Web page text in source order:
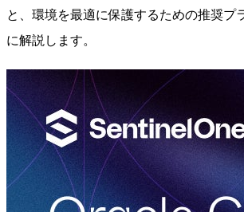
と、環境を最適に保護するための推奨プ
に解説します。